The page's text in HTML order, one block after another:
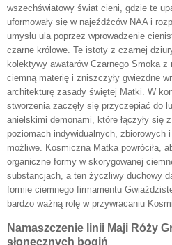
wszechświatowy świat cieni, gdzie te
uformowały się w najeźdźców NAA i
umysłu ula poprzez wprowadzenie
czarne królowe. Te istoty z czarnej
kolektywy awatarów Czarnego Smoka
ciemną materię i zniszczyły gwiezdne
architekturę zasady świętej Matki. W
stworzenia zaczęły się przyczepiać do
anielskimi demonami, które łączyły się
poziomach indywidualnych, zbiorowych
możliwe. Kosmiczna Matka powróciła,
organiczne formy w skorygowanej
substancjach, a ten życzliwy duchowy
formie ciemnego firmamentu
bardzo ważną rolę w przywracaniu
Namaszczenie linii Maji Róży
słonecznych bogiń